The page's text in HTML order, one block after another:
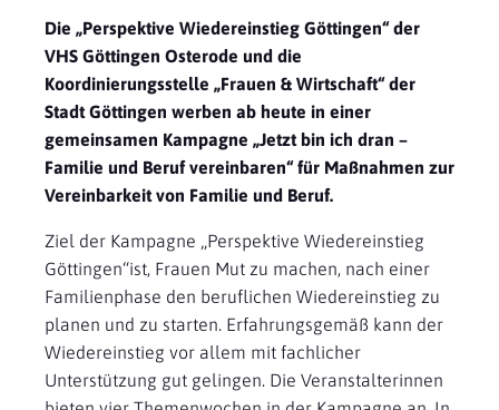
Die „Perspektive Wiedereinstieg Göttingen“ der
VHS Göttingen Osterode und die
Koordinierungsstelle „Frauen & Wirtschaft“ der
Stadt Göttingen werben ab heute in einer
gemeinsamen Kampagne „Jetzt bin ich dran –
Familie und Beruf vereinbaren“ für Maßnahmen zur
Vereinbarkeit von Familie und Beruf.
Ziel der Kampagne „Perspektive Wiedereinstieg
Göttingen“ist, Frauen Mut zu machen, nach einer
Familienphase den beruflichen Wiedereinstieg zu
planen und zu starten. Erfahrungsgemäß kann der
Wiedereinstieg vor allem mit fachlicher
Unterstützung gut gelingen. Die Veranstalterinnen